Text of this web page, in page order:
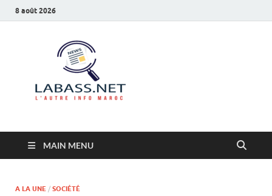
8 août 2026
MAIN MENU
A LA UNE / SOCIÉTÉ